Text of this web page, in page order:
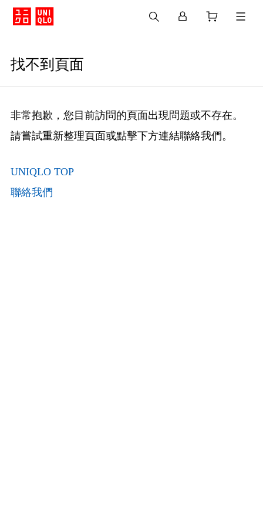
找不到頁面
非常抱歉，您目前訪問的頁面出現問題或不存在。
請嘗試重新整理頁面或點擊下方連結聯絡我們。
UNIQLO TOP
聯絡我們